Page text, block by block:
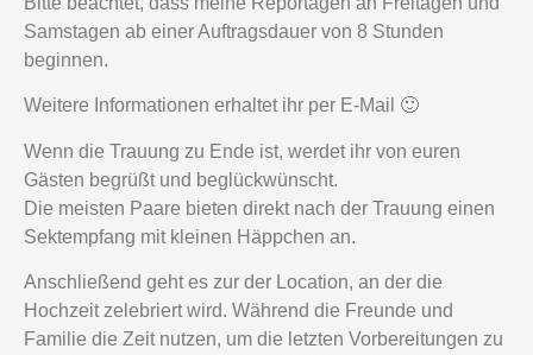
Samstagen ab einer Auftragsdauer von 8 Stunden
beginnen.
Weitere Informationen erhaltet ihr per E-Mail 🙂
Wenn die Trauung zu Ende ist, werdet ihr von euren
Gästen begrüßt und beglückwünscht.
Die meisten Paare bieten direkt nach der Trauung einen
Sektempfang mit kleinen Häppchen an.
Anschließend geht es zur der Location, an der die
Hochzeit zelebriert wird. Während die Freunde und
Familie die Zeit nutzen, um die letzten Vorbereitungen zu